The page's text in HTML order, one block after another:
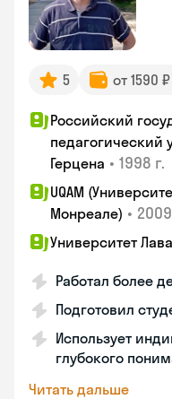
5 от 1590
Российский
педагогический
Герцена • 1998 г.
UQAM
Монреале) •
Университет
Работал более
Подготовил
Использует
глубокого
Читать дальше